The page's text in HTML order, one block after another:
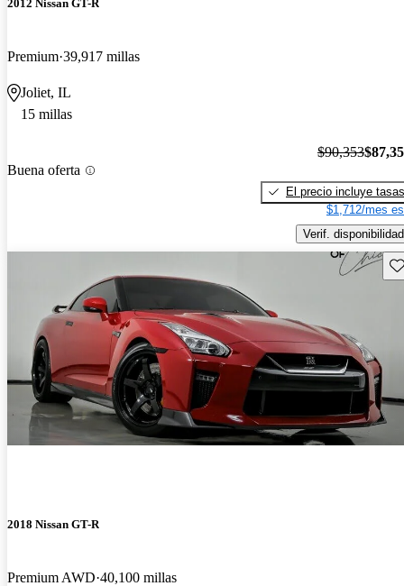
2012 Nissan GT-R
Premium 39,917 millas
Joliet, IL
15 millas
Buena oferta
$90,353
El precio incluye tasas
$1,712/mes
Verif. disponibilidad
2018 Nissan GT-R
Premium AWD 40,100 millas